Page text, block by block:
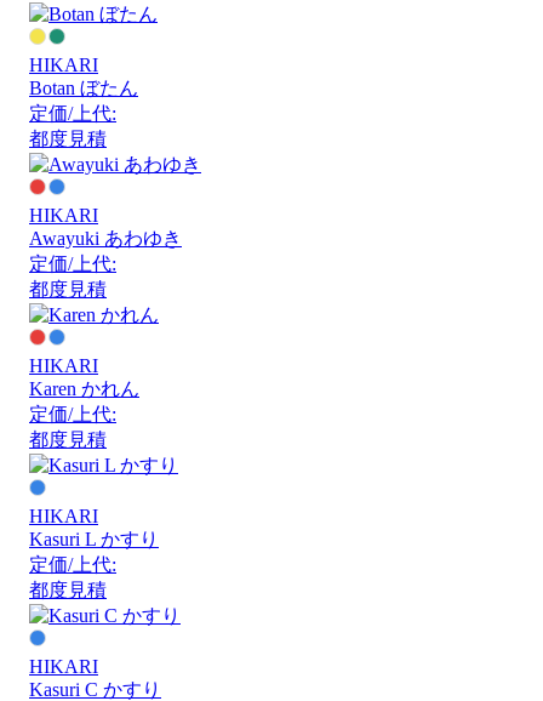
HIKARI
Botan ぼたん
定価/上代:
都度見積
HIKARI
Awayuki あわゆき
定価/上代:
都度見積
HIKARI
Karen かれん
定価/上代:
都度見積
HIKARI
Kasuri L かすり
定価/上代:
都度見積
HIKARI
Kasuri C かすり